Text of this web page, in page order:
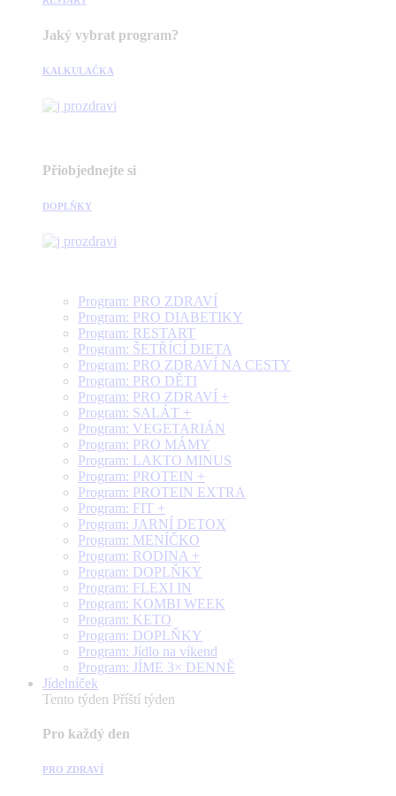
Jaký vybrat program?
KALKULAČKA
Přiobjednejte si
DOPLŇKY
Program: PRO ZDRAVÍ
Program: PRO DIABETIKY
Program: RESTART
Program: ŠETŘÍCÍ DIETA
Program: PRO ZDRAVÍ NA CESTY
Program: PRO DĚTI
Program: PRO ZDRAVÍ +
Program: SALÁT +
Program: VEGETARIÁN
Program: PRO MÁMY
Program: LAKTO MINUS
Program: PROTEIN +
Program: PROTEIN EXTRA
Program: FIT +
Program: JARNÍ DETOX
Program: MENÍČKO
Program: RODINA +
Program: DOPLŇKY
Program: FLEXI IN
Program: KOMBI WEEK
Program: KETO
Program: DOPLŇKY
Program: Jídlo na víkend
Program: JÍME 3× DENNĚ
Jídelníček
Tento týden Příští týden
Pro každý den
PRO ZDRAVÍ